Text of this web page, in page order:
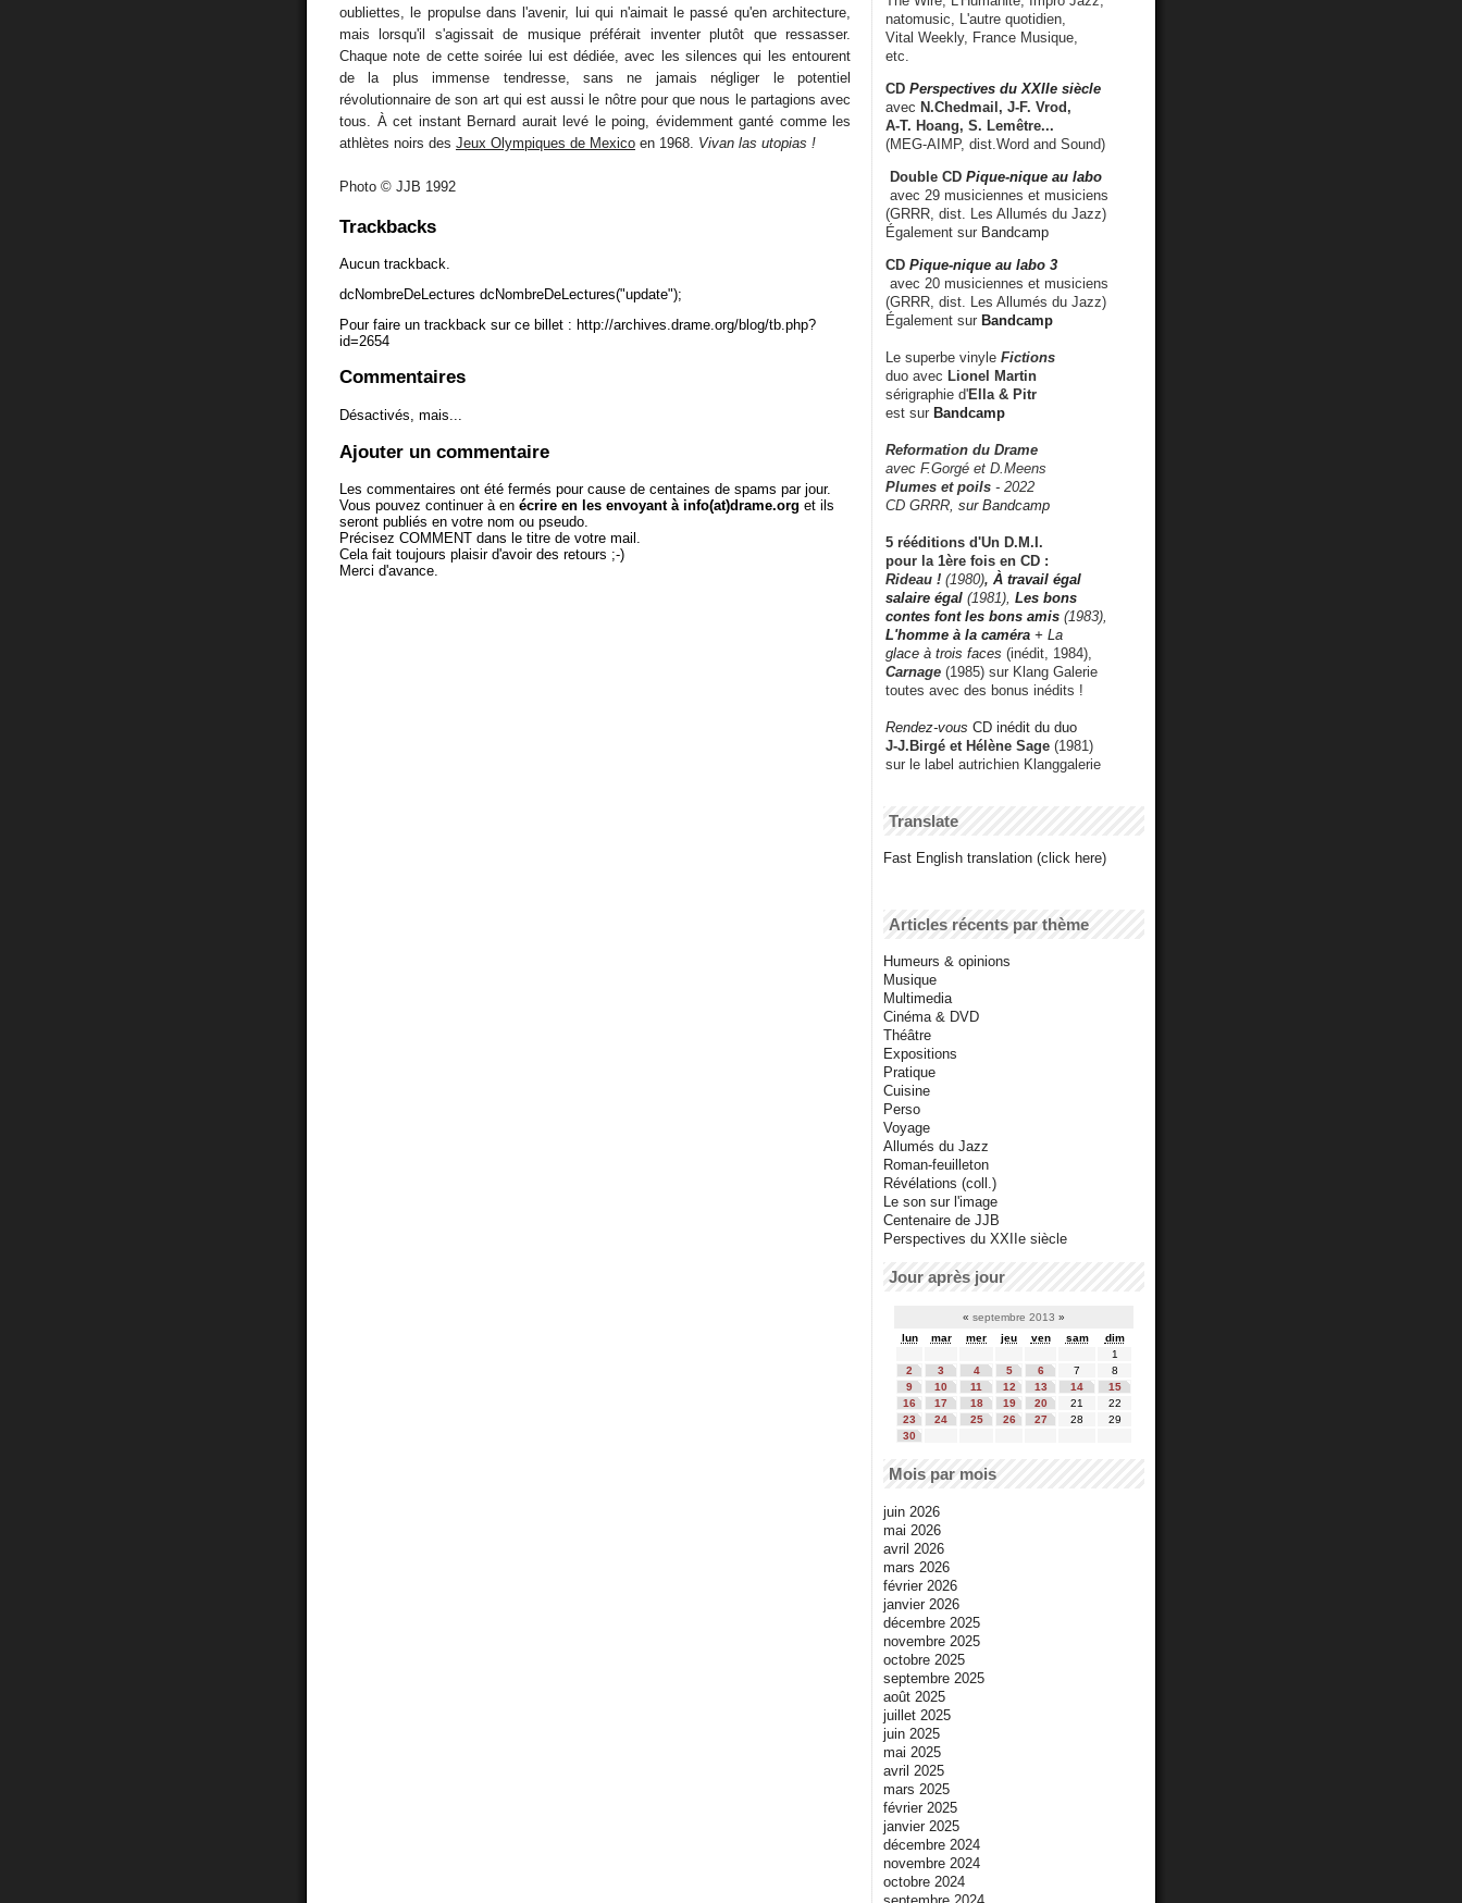
oubliettes, le propulse dans l'avenir, lui qui n'aimait le passé qu'en architecture,
mais lorsqu'il s'agissait de musique préférait inventer plutôt que ressasser.
Chaque note de cette soirée lui est dédiée, avec les silences qui les entourent
de la plus immense tendresse, sans ne jamais négliger le potentiel
révolutionnaire de son art qui est aussi le nôtre pour que nous le partagions avec
tous. À cet instant Bernard aurait levé le poing, évidemment ganté comme les
athlètes noirs des Jeux Olympiques de Mexico en 1968. Vivan las utopias !
Photo © JJB 1992
Trackbacks
Aucun trackback.
dcNombreDeLectures dcNombreDeLectures("update");
Pour faire un trackback sur ce billet : http://archives.drame.org/blog/tb.php?
id=2654
Commentaires
Désactivés, mais...
Ajouter un commentaire
Les commentaires ont été fermés pour cause de centaines de spams par jour.
Vous pouvez continuer à en écrire en les envoyant à info(at)drame.org et ils
seront publiés en votre nom ou pseudo.
Précisez COMMENT dans le titre de votre mail.
Cela fait toujours plaisir d'avoir des retours ;-)
Merci d'avance.
natomusic, L'autre quotidien,
Vital Weekly, France Musique,
etc.
CD Perspectives du XXIIe siècle
avec N.Chedmail, J-F. Vrod,
A-T. Hoang, S. Lemêtre...
(MEG-AIMP, dist.Word and Sound)
Double CD Pique-nique au labo
avec 29 musiciennes et musiciens
(GRRR, dist. Les Allumés du Jazz)
Également sur Bandcamp
CD Pique-nique au labo 3
avec 20 musiciennes et musiciens
(GRRR, dist. Les Allumés du Jazz)
Également sur Bandcamp
Le superbe vinyle Fictions
duo avec Lionel Martin
sérigraphie d'Ella & Pitr
est sur Bandcamp
Reformation du Drame
avec F.Gorgé et D.Meens
Plumes et poils - 2022
CD GRRR, sur Bandcamp
5 rééditions d'Un D.M.I.
pour la 1ère fois en CD :
Rideau ! (1980), À travail égal
salaire égal (1981), Les bons
contes font les bons amis (1983),
L'homme à la caméra + La
glace à trois faces (inédit, 1984),
Carnage (1985) sur Klang Galerie
toutes avec des bonus inédits !
Rendez-vous CD inédit du duo
J-J.Birgé et Hélène Sage (1981)
sur le label autrichien Klanggalerie
Translate
Fast English translation (click here)
Articles récents par thème
Humeurs & opinions
Musique
Multimedia
Cinéma & DVD
Théâtre
Expositions
Pratique
Cuisine
Perso
Voyage
Allumés du Jazz
Roman-feuilleton
Révélations (coll.)
Le son sur l'image
Centenaire de JJB
Perspectives du XXIIe siècle
Jour après jour
« septembre 2013 »
lun
mar mer jeu ven sam
dim
1
2
3 4 5 6 7
8
9
10 11 12 13 14
15
16
17 18 19 20 21
22
23
24 25 26 27 28
29
30
Mois par mois
juin 2026
mai 2026
avril 2026
mars 2026
février 2026
janvier 2026
décembre 2025
novembre 2025
octobre 2025
septembre 2025
août 2025
juillet 2025
juin 2025
mai 2025
avril 2025
mars 2025
février 2025
janvier 2025
décembre 2024
novembre 2024
octobre 2024